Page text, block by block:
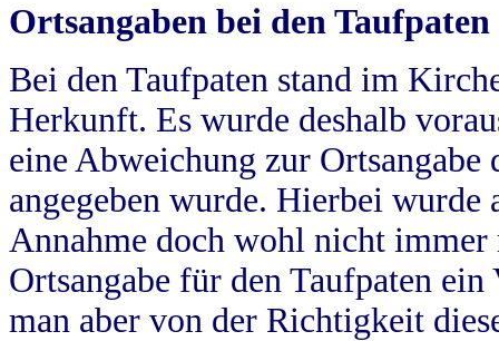
Ortsangaben bei den Taufpaten
Bei den Taufpaten stand im
Herkunft. Es wurde deshalb
eine Abweichung zur
angegeben wurde. Hierbei wurde
Annahme doch wohl nicht
Ortsangabe für den Taufpaten
man aber von der Richtigkeit